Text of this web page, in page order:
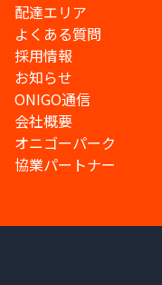
配達エリア
よくある質問
採用情報
お知らせ
ONIGO通信
会社概要
オニゴーパーク
協業パートナー